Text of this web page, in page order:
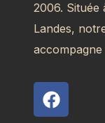
2006. Située
Landes,